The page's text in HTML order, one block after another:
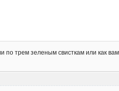
по трем зеленым свисткам или как